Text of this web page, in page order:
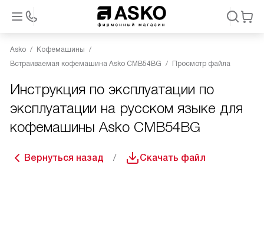
Asko
Кофемашины
Встраиваемая кофемашина Asko CMB54BG
Просмотр файла
Инструкция по эксплуатации по
эксплуатации на русском языке для
кофемашины Asko CMB54BG
Вернуться назад Скачать файл